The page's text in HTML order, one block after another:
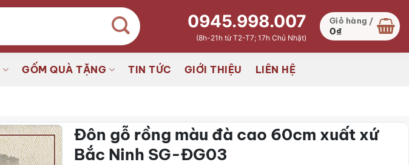
0945.998.007
(8h-21h từ T2-T7; 17h Chủ Nhật)
Giỏ hàng /
0₫
GỐM QUÀ TẶNG TIN TỨC GIỚI THIỆU LIÊN HỆ
Đôn gỗ rồng màu đà cao 60cm xuất xứ
Bắc Ninh SG-ĐG03